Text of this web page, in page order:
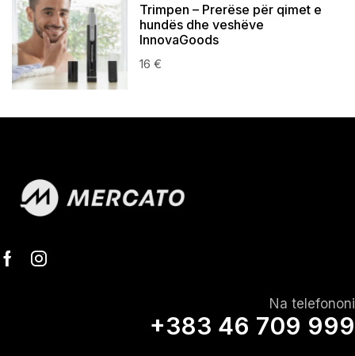
Trimpen – Prerëse për qimet e
hundës dhe veshëve
InnovaGoods
16€
Na telefononi
+383 46 709 999